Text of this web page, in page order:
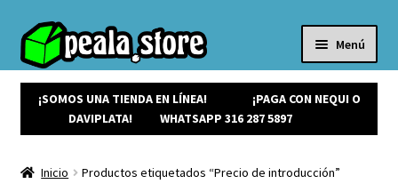
Menú
Productos
¡Ofertas!
¡NUEVOS!
Contacto
¡SOMOS UNA TIENDA EN LÍNEA!
¡PAGA CON NEQUI O
DAVIPLATA!
WHATSAPP 316 287 5897
Inicio Productos etiquetados “Precio de introducción”